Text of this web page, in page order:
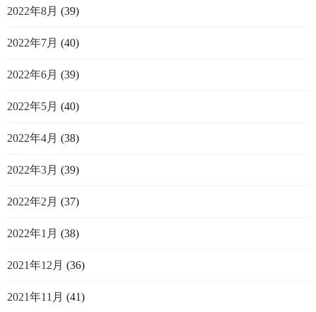
2022年8月 (39)
2022年7月 (40)
2022年6月 (39)
2022年5月 (40)
2022年4月 (38)
2022年3月 (39)
2022年2月 (37)
2022年1月 (38)
2021年12月 (36)
2021年11月 (41)